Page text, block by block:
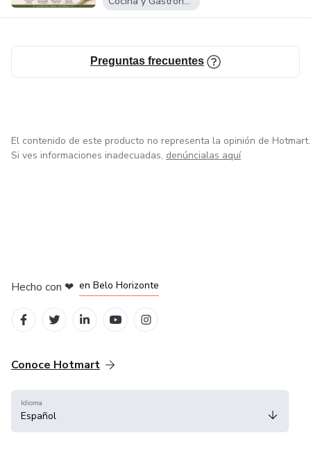
Preguntas frecuentes
El contenido de este producto no representa la opinión de Hotmart.
Si ves informaciones inadecuadas, denúncialas aquí
Hecho con ❤ en Belo Horizonte
Conoce Hotmart
Idioma
Español